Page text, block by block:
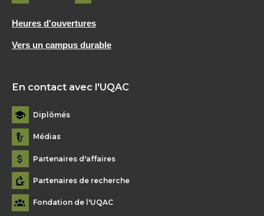
Heures d'ouvertures
Vers un campus durable
En contact avec l'UQAC
Diplômés
Médias
Partenaires d'affaires
Partenaires de recherche
Fondation de l'UQAC